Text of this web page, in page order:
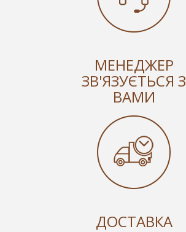
МЕНЕДЖЕР
ЗВ'ЯЗУЄТЬСЯ З
ВАМИ
ДОСТАВКА